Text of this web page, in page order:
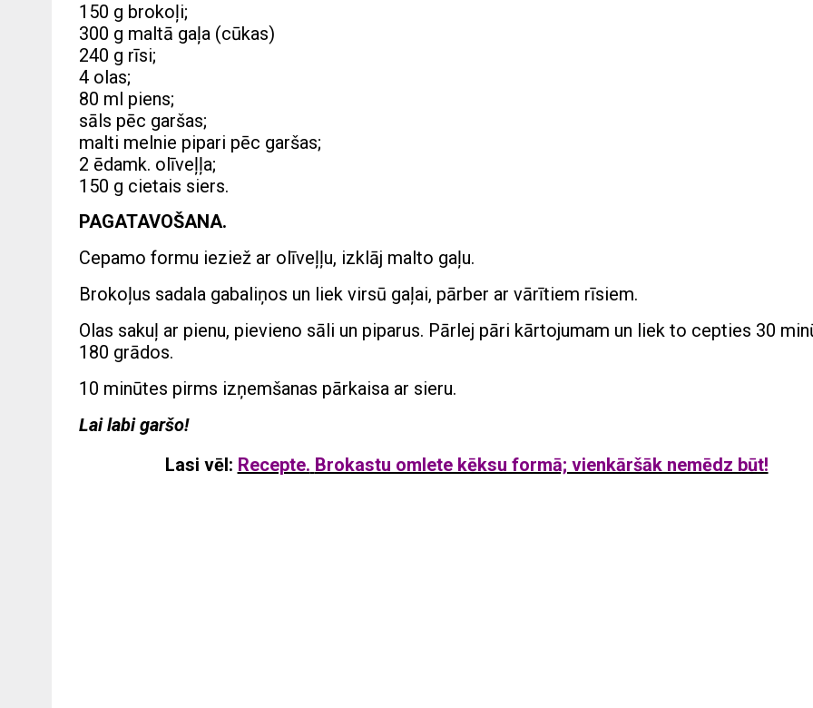
150 g brokoļi;
300 g maltā gaļa (cūkas)
240 g rīsi;
4 olas;
80 ml piens;
sāls pēc garšas;
malti melnie pipari pēc garšas;
2 ēdamk. olīveļļa;
150 g cietais siers.
PAGATAVOŠANA.
Cepamo formu ieziež ar olīveļļu, izklāj malto gaļu.
Brokoļus sadala gabaliņos un liek virsū gaļai, pārber ar vārītiem rīsiem.
Olas sakuļ ar pienu, pievieno sāli un piparus. Pārlej pāri kārtojumam un liek to cepties 30
180 grādos.
10 minūtes pirms izņemšanas pārkaisa ar sieru.
Lai labi garšo!
Lasi vēl: Recepte. Brokastu omlete kēksu formā; vienkāršāk nemēdz būt!